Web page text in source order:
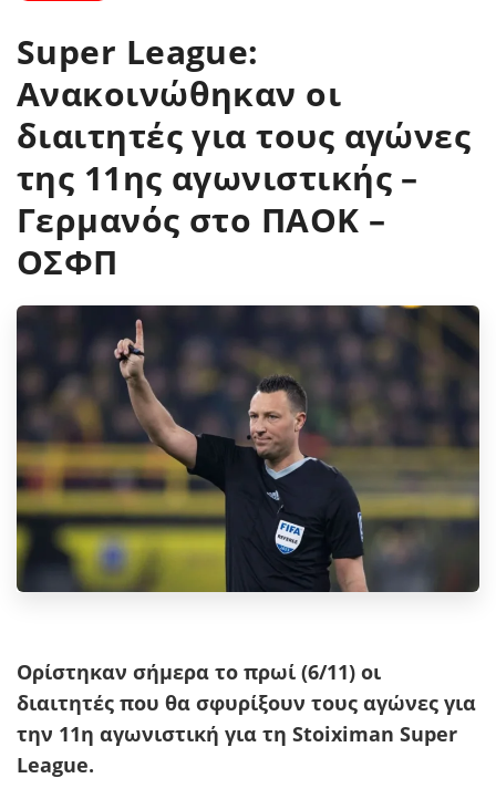
Super League:
Ανακοινώθηκαν οι
διαιτητές για τους αγώνες
της 11ης αγωνιστικής –
Γερμανός στο ΠΑΟΚ –
ΟΣΦΠ
Ορίστηκαν σήμερα το πρωί (6/11) οι
διαιτητές που θα σφυρίξουν τους αγώνες για
την 11η αγωνιστική για τη Stoiximan Super
League.